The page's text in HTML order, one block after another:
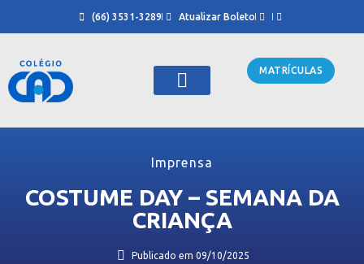
(66) 3531-3289 Atualizar Boleto
MATRÍCULAS
Imprensa
COSTUME DAY – SEMANA DA
CRIANÇA
Publicado em 09/10/2025